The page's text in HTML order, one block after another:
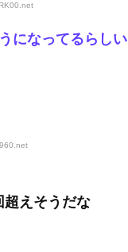
.net
になってるらしい
.net
超えそうだな